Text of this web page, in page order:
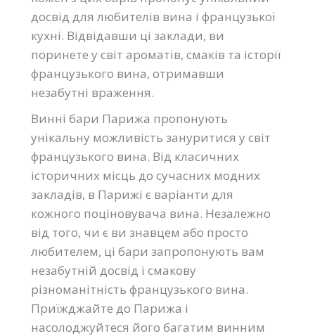
досвід для любителів вина і французької
кухні. Відвідавши ці заклади, ви
поринете у світ ароматів, смаків та історії
французького вина, отримавши
незабутні враження.
Винні бари Парижа пропонують
унікальну можливість зануритися у світ
французького вина. Від класичних
історичних місць до сучасних модних
закладів, в Парижі є варіанти для
кожного поціновувача вина. Незалежно
від того, чи є ви знавцем або просто
любителем, ці бари запропонують вам
незабутній досвід і смакову
різноманітність французького вина.
Приїжджайте до Парижа і
насолоджуйтеся його багатим винним